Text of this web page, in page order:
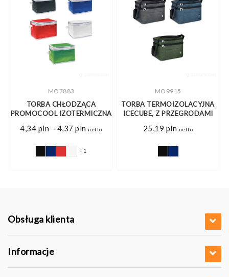
MO7883
TORBA CHŁODZĄCA
PROMOCOOL IZOTERMICZNA
4,34 pln – 4,37pln Zakres
cen:
netto
+1
MO9915
TORBA TERMOIZOLACYJNA
ICECUBE, Z PRZEGRODAMI
25,19 pln netto
Obsługa klienta
Informacje